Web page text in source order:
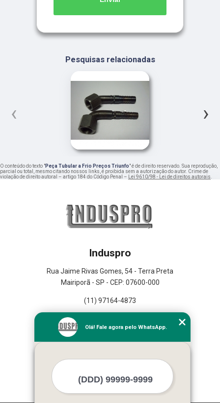
Pesquisas relacionadas
‹ ›
O conteúdo do texto "Peça Tubular a Frio Preços Triunfo" é de direito reservado. Sua reprodução,
parcial ou total, mesmo citando nossos links, é proibida sem a autorização do autor. Crime de
violação de direito autoral – artigo 184 do Código Penal – Lei 9610/98 - Lei de direitos autorais.
Induspro
Rua Jaime Rivas Gomes, 54 - Terra Preta
Mairiporã - SP - CEP: 07600-000
(11) 97164-4873
Empresa
Missão
Mapa do site
Mais Serviços
Olá! Fale agora pelo WhatsApp.